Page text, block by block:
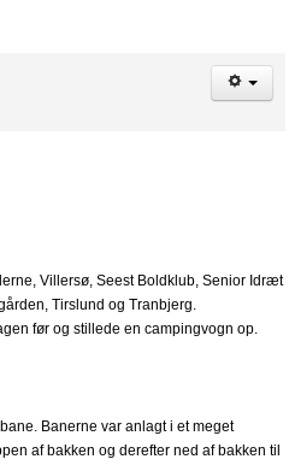
Villersø, Seest Boldklub, Senior Idræt
Tirslund og Tranbjerg.
før og stillede en campingvogn op.
Banerne var anlagt i et meget
af bakken og derefter ned af bakken til